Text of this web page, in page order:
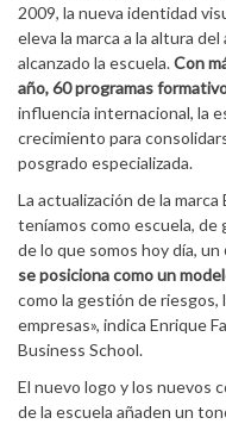
2009, la nueva identidad
eleva la marca a la altura
alcanzado la escuela.Con
año, 60 programas
influencia internacional, la
crecimiento para
posgrado especializada.
La actualización de la
teníamos como escuela, de
de lo que somos hoy día, un
se posiciona como un
como la gestión de riesgos,
empresas», indica Enrique
Business School.
El nuevo logo y los nuevos
de la escuela añaden un